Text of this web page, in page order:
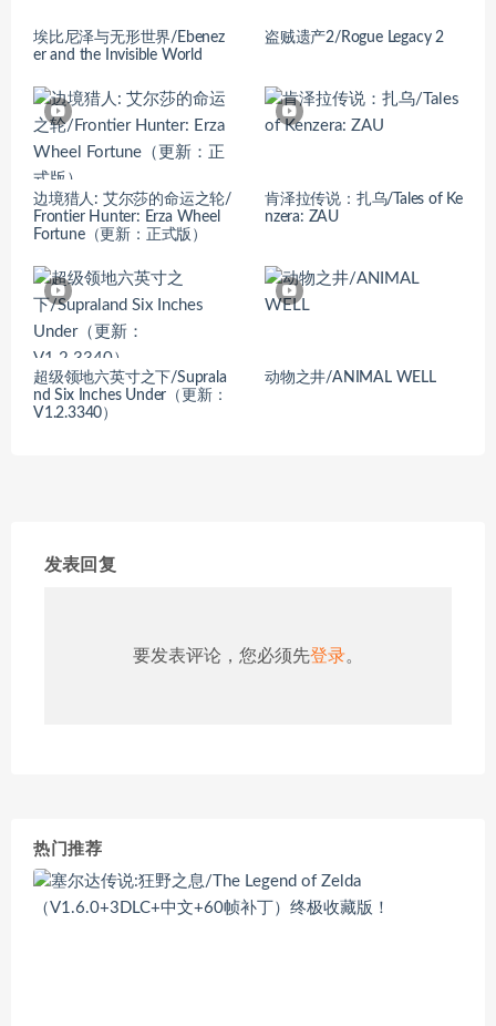
埃比尼泽与无形世界/Ebenez
er and the Invisible World
盗贼遗产2/Rogue Legacy 2
边境猎人: 艾尔莎的命运之轮/
Frontier Hunter: Erza Wheel
Fortune（更新：正式版）
肯泽拉传说：扎乌/Tales of Ke
nzera: ZAU
超级领地六英寸之下/Suprala
nd Six Inches Under（更新：
V1.2.3340）
动物之井/ANIMAL WELL
发表回复
要发表评论，您必须先登录。
热门推荐